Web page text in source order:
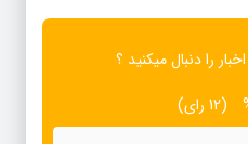
را دنبال میکنید ؟
(12 رای)